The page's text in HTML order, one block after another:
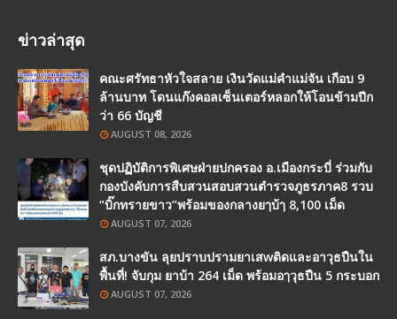
ข่าวล่าสุด
คณะศรัทธาหัวใจสลาย เงินวัดแม่คำแม่จัน เกือบ 9
ล้านบาท โดนแก๊งคอลเซ็นเตอร์หลอกให้โอนข้ามปีก
ว่า 66 บัญชี
AUGUST 08, 2026
ชุดปฏิบัติการพิเศษฝ่ายปกครอง อ.เมืองกระบี่ ร่วมกับ
กองบังคับการสืบสวนสอบสวนตำรวจภูธรภาค8 รวบ
“บิ๊กทรายขาว”พร้อมของกลางยๅบ้ๅ 8,100 เม็ด
AUGUST 07, 2026
สภ.บางขัน ลุยปราบปรามยาเสwติดและอาวุธปืนใน
พื้นที่! จับกุม ยาบ้า 264 เม็ด พร้อมอๅวุธปืน 5 กระบอก
AUGUST 07, 2026